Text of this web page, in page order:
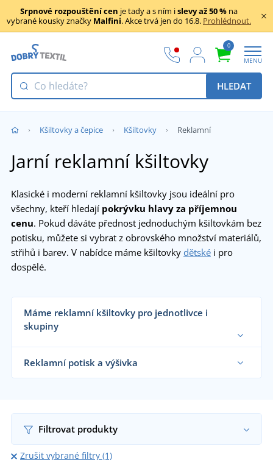
Srpnové rozpouštění cen je tady a s ním islevy až 50 % na
vybrané kousky značky Malfini. Akce trvá jen do 16.8. Prohlédnout.
0
MENU
HLEDAT
Kšiltovky a čepice Kšiltovky Reklamní
Jarní reklamní kšiltovky
Klasické i moderní reklamní kšiltovky jsou ideální pro
všechny, kteří hledají pokrývku hlavy za příjemnou
cenu. Pokud dáváte přednost jednoduchým kšiltovkám bez
potisku, můžete si vybrat z obrovského množství materiálů,
střihů i barev. V nabídce máme kšiltovky dětské i pro
dospělé.
Máme reklamní kšiltovky pro jednotlivce i
skupiny
Dodáváme reklamní kšiltovky reklamním
agenturám, firmám, školám i koncovým
zákazníkům již od 1 kusu.
Chci vědět více
Reklamní potisk a výšivka
Filtrovat produkty
Zrušit vybrané filtry (1)